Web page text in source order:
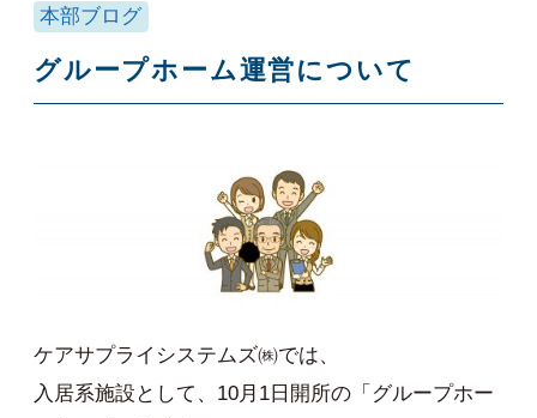
本部ブログ
グループホーム運営について
ケアサプライシステムズ㈱では、
入居系施設として、10月1日開所の「グループホー